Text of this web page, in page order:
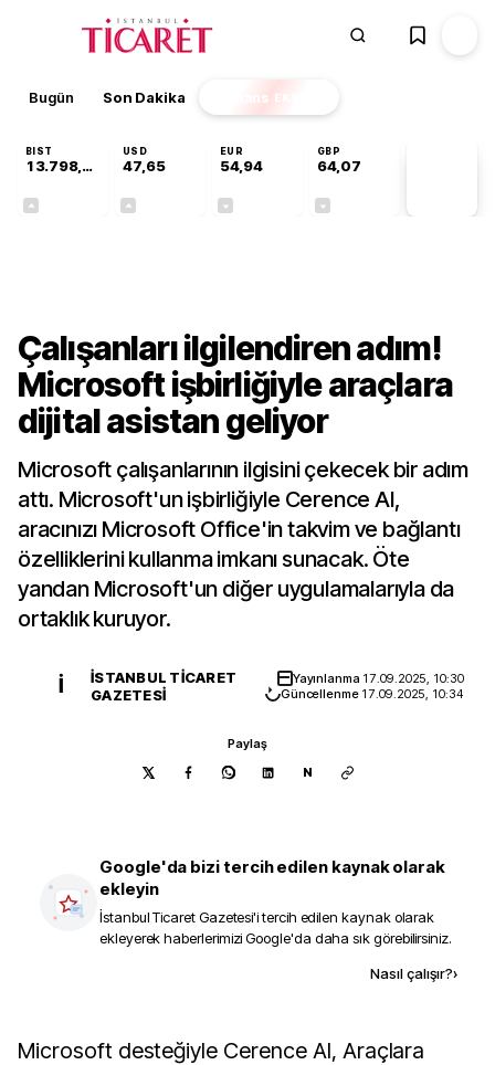
Bugün Son Dakika Finans EKSTRA
BIST
13.798,82
USD
47,65
EUR
54,94
GBP
64,07
Çalışanları ilgilendiren adım!
Microsoft işbirliğiyle araçlara
dijital asistan geliyor
Microsoft çalışanlarının ilgisini çekecek bir adım
attı. Microsoft'un işbirliğiyle Cerence AI,
aracınızı Microsoft Office'in takvim ve bağlantı
özelliklerini kullanma imkanı sunacak. Öte
yandan Microsoft'un diğer uygulamalarıyla da
ortaklık kuruyor.
İ
İSTANBUL TICARET
GAZETESI
Yayınlanma 17.09.2025, 10:30
Güncellenme 17.09.2025, 10:34
Paylaş
N
Google'da bizi tercih edilen kaynak olarak
ekleyin
İstanbul Ticaret Gazetesi'i tercih edilen kaynak olarak
ekleyerek haberlerimizi Google'da daha sık görebilirsiniz.
Nasıl çalışır?›
Microsoft desteğiyle Cerence AI, Araçlara